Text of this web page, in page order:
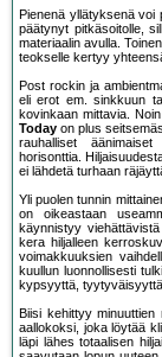
Pienenä yllätyksenä voi
päätynyt pitkäsoitolle,
materiaalin avulla.
teokselle kertyy
Post rockin ja
eli erot em. sinkkuun
kovinkaan mittavia.
Today on plus
rauhalliset
horisonttia.
ei lähdetä turhaan
Yli puolen tunnin
on oikeastaan
käynnistyy
kera hiljalleen
voimakkuuksien
kuullun luonnollisesti
kypsyyttä,
Biisi kehittyy
aallokoksi, joka löytää
läpi lähes totaalisen